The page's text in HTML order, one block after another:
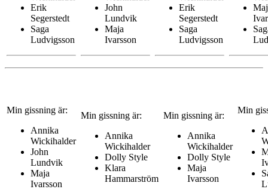
Erik
Segerstedt
Saga
Ludvigsson
John
Lundvik
Maja
Ivarsson
Erik
Segerstedt
Saga
Ludvigsson
Min gissning är:
Annika
Wickihalder
John
Lundvik
Maja
Ivarsson
Min gissning är:
Annika
Wickihalder
Dolly Style
Klara
Hammarström
Min gissning är:
Annika
Wickihalder
Dolly Style
Maja
Ivarsson
Min